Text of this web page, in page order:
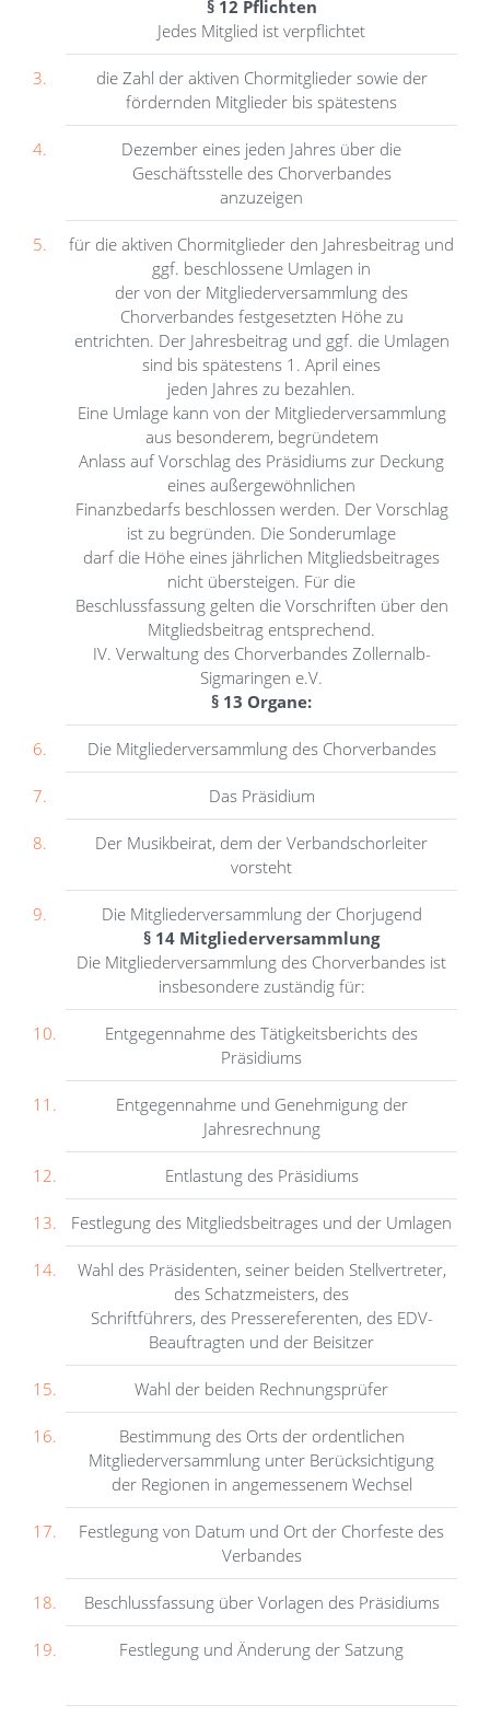
§ 12 Pflichten
Jedes Mitglied ist verpflichtet
die Zahl der aktiven Chormitglieder sowie der
fördernden Mitglieder bis spätestens
Dezember eines jeden Jahres über die
Geschäftsstelle des Chorverbandes
anzuzeigen
für die aktiven Chormitglieder den Jahresbeitrag und
ggf. beschlossene Umlagen in
der von der Mitgliederversammlung des
Chorverbandes festgesetzten Höhe zu
entrichten. Der Jahresbeitrag und ggf. die Umlagen
sind bis spätestens 1. April eines
jeden Jahres zu bezahlen.
Eine Umlage kann von der Mitgliederversammlung
aus besonderem, begründetem
Anlass auf Vorschlag des Präsidiums zur Deckung
eines außergewöhnlichen
Finanzbedarfs beschlossen werden. Der Vorschlag
ist zu begründen. Die Sonderumlage
darf die Höhe eines jährlichen Mitgliedsbeitrages
nicht übersteigen. Für die
Beschlussfassung gelten die Vorschriften über den
Mitgliedsbeitrag entsprechend.
IV. Verwaltung des Chorverbandes Zollernalb-
Sigmaringen e.V.
§ 13 Organe:
Die Mitgliederversammlung des Chorverbandes
Das Präsidium
Der Musikbeirat, dem der Verbandschorleiter
vorsteht
Die Mitgliederversammlung der Chorjugend
§ 14 Mitgliederversammlung
Die Mitgliederversammlung des Chorverbandes ist
insbesondere zuständig für:
Entgegennahme des Tätigkeitsberichts des
Präsidiums
Entgegennahme und Genehmigung der
Jahresrechnung
Entlastung des Präsidiums
Festlegung des Mitgliedsbeitrages und der Umlagen
Wahl des Präsidenten, seiner beiden Stellvertreter,
des Schatzmeisters, des
Schriftführers, des Pressereferenten, des EDV-
Beauftragten und der Beisitzer
Wahl der beiden Rechnungsprüfer
Bestimmung des Orts der ordentlichen
Mitgliederversammlung unter Berücksichtigung
der Regionen in angemessenem Wechsel
Festlegung von Datum und Ort der Chorfeste des
Verbandes
Beschlussfassung über Vorlagen des Präsidiums
Festlegung und Änderung der Satzung